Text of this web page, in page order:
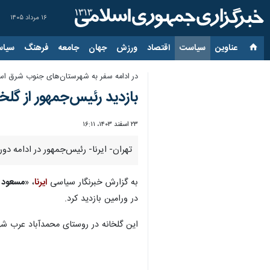
۱۶ مرداد ۱۴۰۵
عناوین‌ سیاست اقتصاد ورزش جهان جامعه فرهنگ
در ادامه سفر به شهرستان‌های جنوب شرق
بازدید رئیس‌جمهور از
۲۳ اسفند ۱۴۰۳، ۱۶:۱۱